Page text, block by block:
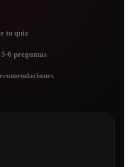
tu quiz
5-6 preguntas